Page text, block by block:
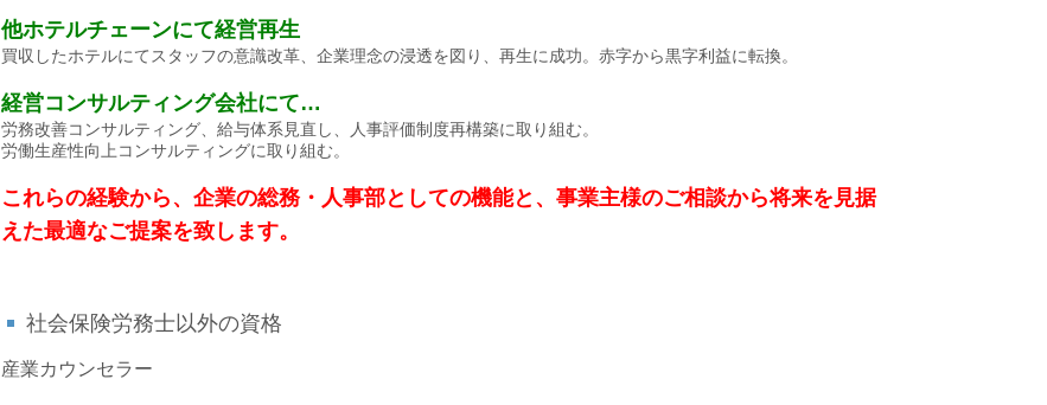
他ホテルチェーンにて経営再生
買収したホテルにてスタッフの意識改革、企業理念の浸透を図り、再生に成功。赤字から黒字利益に転換。
経営コンサルティング会社にて…
労務改善コンサルティング、給与体系見直し、人事評価制度再構築に取り組む。
労働生産性向上コンサルティングに取り組む。
これらの経験から、企業の総務・人事部としての機能と、事業主様のご相談から将来を見据
えた最適なご提案を致します。
社会保険労務士以外の資格
産業カウンセラー